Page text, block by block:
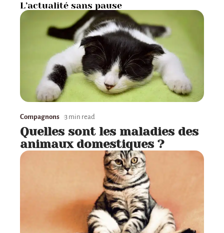
L’actualité sans pause
Compagnons 3 min read
Quelles sont les maladies des
animaux domestiques ?